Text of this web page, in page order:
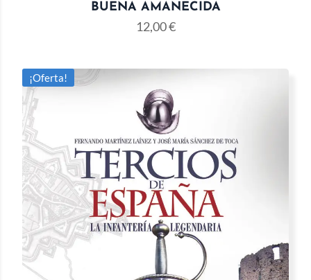
BUENA AMANECIDA
12,00€
¡Oferta!